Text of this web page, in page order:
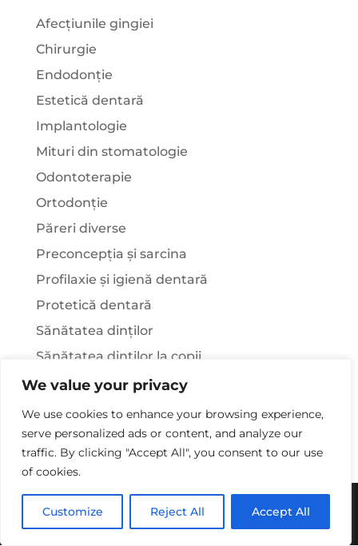
We value your privacy
We use cookies to enhance your browsing experience,
serve personalized ads or content, and analyze our
traffic. By clicking "Accept All", you consent to our use
of cookies.
Customize Reject All Accept All
Afecțiunile gingiei
Chirurgie
Endodonție
Estetică dentară
Implantologie
Mituri din stomatologie
Odontoterapie
Ortodonție
Păreri diverse
Preconcepția și sarcina
Profilaxie și igienă dentară
Protetică dentară
Sănătatea dinților
Sănătatea dinților la copii
Știați că…?
Tratamentul stomatologic la pacienții cu
afecțiuni sistemice
Copywriting© 2025 - Clinica Stomatologica Dr.